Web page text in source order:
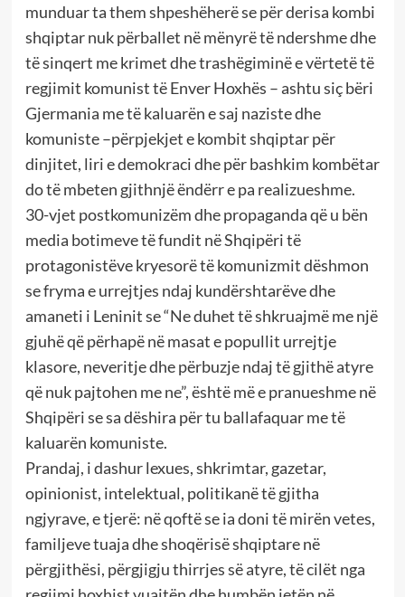
munduar ta them shpeshëherë se për derisa kombi
shqiptar nuk përballet në mënyrë të ndershme dhe
të sinqert me krimet dhe trashëgiminë e vërtetë të
regjimit komunist të Enver Hoxhës – ashtu siç bëri
Gjermania me të kaluarën e saj naziste dhe
komuniste –përpjekjet e kombit shqiptar për
dinjitet, liri e demokraci dhe për bashkim kombëtar
do të mbeten gjithnjë ëndërr e pa realizueshme.
30-vjet postkomunizëm dhe propaganda që u bën
media botimeve të fundit në Shqipëri të
protagonistëve kryesorë të komunizmit dëshmon
se fryma e urrejtjes ndaj kundërshtarëve dhe
amaneti i Leninit se “Ne duhet të shkruajmë me një
gjuhë që përhapë në masat e popullit urrejtje
klasore, neveritje dhe përbuzje ndaj të gjithë atyre
që nuk pajtohen me ne”, është më e pranueshme në
Shqipëri se sa dëshira për tu ballafaquar me të
kaluarën komuniste.
Prandaj, i dashur lexues, shkrimtar, gazetar,
opinionist, intelektual, politikanë të gjitha
ngjyrave, e tjerë: në qoftë se ia doni të mirën vetes,
familjeve tuaja dhe shoqërisë shqiptare në
përgjithësi, përgjigju thirrjes së atyre, të cilët nga